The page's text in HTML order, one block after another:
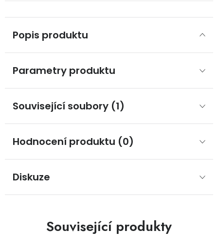
Popis produktu
Parametry produktu
Související soubory (1)
Hodnocení produktu (0)
Diskuze
Související produkty